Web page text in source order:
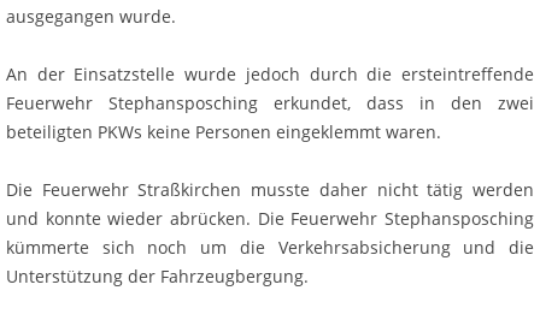
ausgegangen wurde.
An der Einsatzstelle wurde jedoch durch die ersteintreffende
Feuerwehr Stephansposching erkundet, dass in den zwei
beteiligten PKWs keine Personen eingeklemmt waren.
Die Feuerwehr Straßkirchen musste daher nicht tätig werden
und konnte wieder abrücken. Die Feuerwehr Stephansposching
kümmerte sich noch um die Verkehrsabsicherung und die
Unterstützung der Fahrzeugbergung.